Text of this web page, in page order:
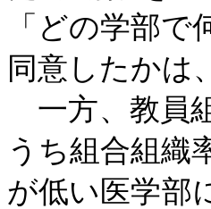
「どの学部で
同意したかは
一方、教員
うち組合組織
が低い医学部